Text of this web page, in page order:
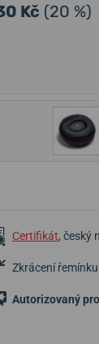
Kč (20 %)
Certifikát, český
Zkrácení
Autorizovaný
72 950 Kč